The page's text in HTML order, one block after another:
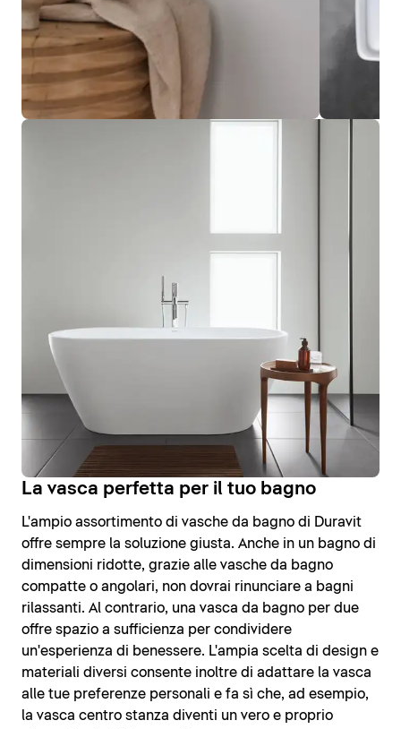
La vasca perfetta per il tuo bagno
L'ampio assortimento di vasche da bagno di Duravit
offre sempre la soluzione giusta. Anche in un bagno di
dimensioni ridotte, grazie alle vasche da bagno
compatte o angolari, non dovrai rinunciare a bagni
rilassanti. Al contrario, una vasca da bagno per due
offre spazio a sufficienza per condividere
un'esperienza di benessere. L'ampia scelta di design e
materiali diversi consente inoltre di adattare la vasca
alle tue preferenze personali e fa sì che, ad esempio,
la vasca centro stanza diventi un vero e proprio